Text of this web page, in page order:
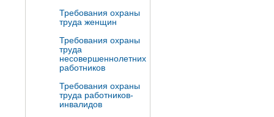
Требования охраны
труда женщин
Требования охраны
труда
несовершеннолетних
работников
Требования охраны
труда работников-
инвалидов